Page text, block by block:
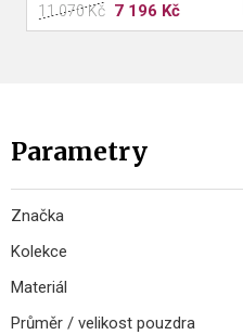
11 070 Kč 7 196 Kč
Parametry
Značka
Kolekce
Materiál
Průměr / velikost pouzdra